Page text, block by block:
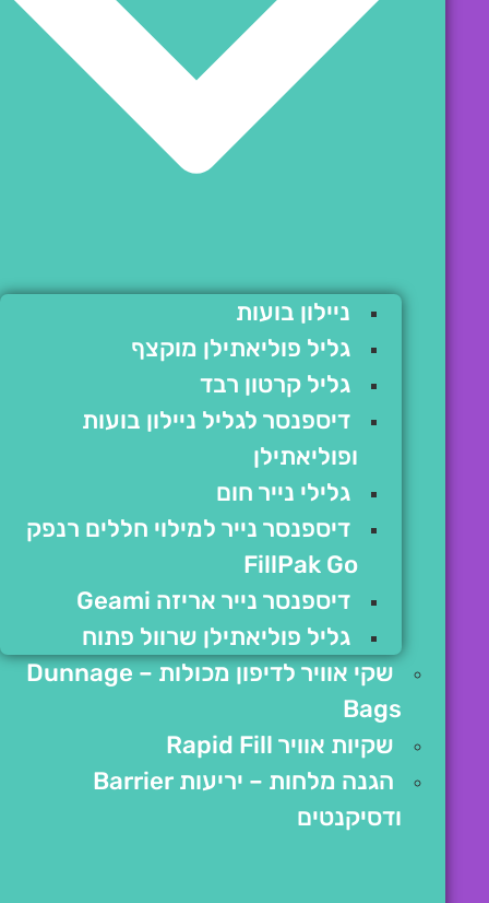
ניילון בועות
גליל פוליאתילן מוקצף
גליל קרטון רבד
דיספנסר לגליל ניילון בועות
ופוליאתילן
גלילי נייר חום
דיספנסר נייר למילוי חללים רנפק
FillPak Go
דיספנסר נייר אריזה Geami
גליל פוליאתילן שרוול פתוח
שקי אוויר לדיפון מכולות – Dunnage
Bags
שקיות אוויר Rapid Fill
הגנה מלחות – יריעות Barrier
ודסיקנטים